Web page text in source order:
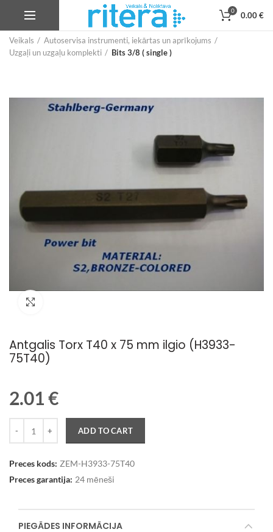
0 0.00€
Veikals
Autoservisa instrumenti, iekārtas un aprīkojums
Uzgaļi un uzgaļu komplekti
Bits 3/8 ( single )
Antgalis Torx T40 x 75 mm ilgio (H3933-
75T40)
2.01€
ADD TO CART
Preces kods: ZEM-H3933-75T40
Preces garantija: 24 mēneši
PIEGĀDES INFORMĀCIJA